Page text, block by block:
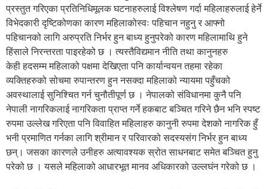
प्रस्तुत गरिएका प्रतिनिधिमूलक घटनाहरुलाई विश्लेषण गर्दा महिलाहरुलाई हेर्ने
विभेदकारी दृष्टिकोणका कारण महिलाकोस्वः पहिचान नहुनु र आफ्नो
पहिचानको लागि अरुप्रति निर्भर हुन बाध्य हुनुपरेको कारण महिलामाथि हुने
हिंसाले निरन्तरता पाइरहेको छ । त्यस्तैविद्यमान नीति तथा कानुनहरु
केही हदसम्म महिलाको पक्षमा देखिएता पनि कार्यान्वयन तहमा रहेका
व्यक्तिहरुको सोचमा रुपान्तरण हुन नसक्दा महिलाको न्यायमा पहुँचको
अवस्थालाई सुनिश्चित गर्न चुनौतीपूर्ण छ । नेपालको संविधानमा कुनै पनि
नेपाली नागरिकलाई नागरिकता प्राप्त गर्ने हकबाट बञ्चित गरिने छैन भनि स्पष्ट
रुपमा उल्लेख गरिएता पनि विवाहित महिलाहरु कानुनी रुपमा देशको नागरिक हुँ
भनी प्रमाणित गर्नका लागि श्रीमान र परिवारको सदस्यसंग निर्भर हुन बाध्य
छन्। जसका कारणले उनीहरु अत्यावश्यक स्रोत साधनबाट समेत बञ्चित हुनु
परेको छ । यसले महिलाको आधारभूत मानव अधिकारको उल्लघंन गरेको छ ।